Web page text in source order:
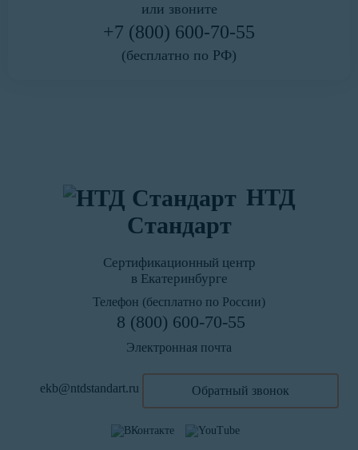
или звоните
+7 (800) 600-70-55
(бесплатно по РФ)
НТД
Стандарт
Сертификационный центр
в Екатеринбурге
Телефон (бесплатно по России)
8 (800) 600-70-55
Электронная почта
ekb@ntdstandart.ru Обратный звонок